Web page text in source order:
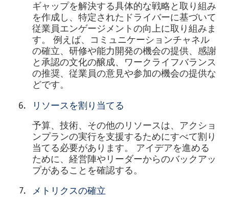
ギャップを解決する具体的な戦略と取り組み
を作成し、特定されたドライバーに基づいて
従業員エンゲージメントの向上に取り組みま
す。 例えば、コミュニケーションチャネル
の確立、研修や能力開発の機会の提供、感謝
と承認の文化の醸成、ワークライフバランス
の推奨、従業員の意見や参加の機会の提供な
どです。
リソースを割り当てる
予算、技術、その他のリソースは、アクショ
ンプランの実行を支援するためにすべて割り
当てる必要があります。 アイデアを進める
ために、経営陣やリーダーからのバックアッ
プがあることを確認する。
メトリクスの確立